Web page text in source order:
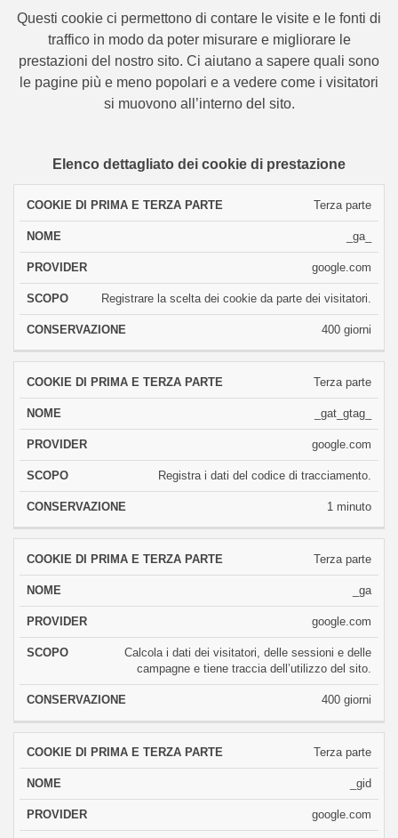
Questi cookie ci permettono di contare le visite e le fonti di
traffico in modo da poter misurare e migliorare le
prestazioni del nostro sito. Ci aiutano a sapere quali sono
le pagine più e meno popolari e a vedere come i visitatori
si muovono all’interno del sito.
Elenco dettagliato dei cookie di prestazione
COOKIE
DI
PRIMA
E
TERZA
Terza parte
_ga_
google.com
Registrare la scelta dei cookie da parte dei visitatori.
400 giorni
Terza parte
_gat_gtag_
google.com
Registra i dati del codice di tracciamento.
1 minuto
Terza parte
_ga
google.com
Calcola i dati dei visitatori, delle sessioni e delle
campagne e tiene traccia dell’utilizzo del sito.
400 giorni
Terza parte
_gid
google.com